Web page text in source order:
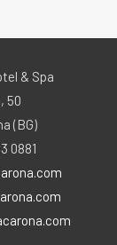
& Spa
50
(BG)
0881